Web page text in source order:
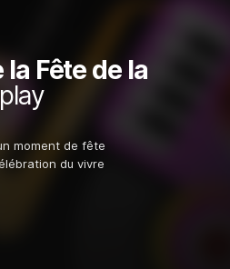
Fête de la
moment de fête
du vivre